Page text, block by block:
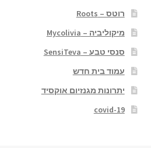
רוטס – Roots
מיקוליביה – Mycolivia
סנסי טבע – SensiTeva
עמוד בית חדש
יתרונות מגנזיום אוקסיד
covid-19